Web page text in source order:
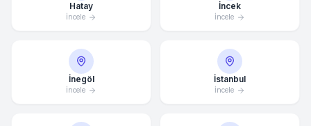
Hatay
İncele
İncek
İncele
İnegöl
İncele
İstanbul
İncele